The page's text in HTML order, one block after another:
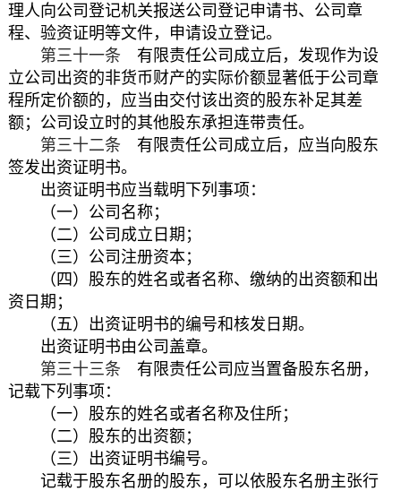
理人向公司登记机关报送公司登记申请书、公司章
程、验资证明等文件，申请设立登记。
第三十一条 有限责任公司成立后，发现作为设
立公司出资的非货币财产的实际价额显著低于公司章
程所定价额的，应当由交付该出资的股东补足其差
额；公司设立时的其他股东承担连带责任。
第三十二条 有限责任公司成立后，应当向股东
签发出资证明书。
出资证明书应当载明下列事项：
（一）公司名称；
（二）公司成立日期；
（三）公司注册资本；
（四）股东的姓名或者名称、缴纳的出资额和出
资日期；
（五）出资证明书的编号和核发日期。
出资证明书由公司盖章。
第三十三条 有限责任公司应当置备股东名册，
记载下列事项：
（一）股东的姓名或者名称及住所；
（二）股东的出资额；
（三）出资证明书编号。
记载于股东名册的股东，可以依股东名册主张行